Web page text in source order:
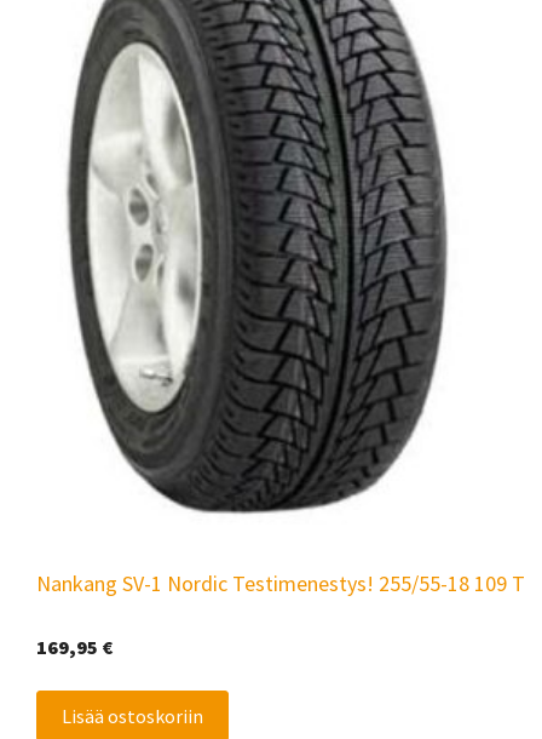
Nankang SV-1 Nordic Testimenestys! 255/55-18 109 T
169,95 €
Lisää ostoskoriin